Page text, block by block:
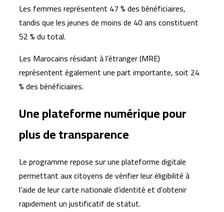
Les femmes représentent 47 % des bénéficiaires,
tandis que les jeunes de moins de 40 ans constituent
52 % du total.
Les Marocains résidant à l’étranger (MRE)
représentent également une part importante, soit 24
% des bénéficiaires.
Une plateforme numérique pour
plus de transparence
Le programme repose sur une plateforme digitale
permettant aux citoyens de vérifier leur éligibilité à
l’aide de leur carte nationale d’identité et d’obtenir
rapidement un justificatif de statut.